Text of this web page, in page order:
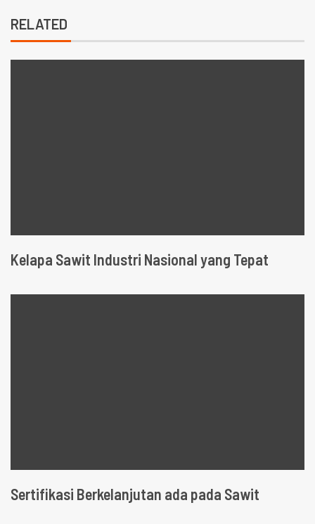
RELATED
Kelapa Sawit Industri Nasional yang Tepat
Sertifikasi Berkelanjutan ada pada Sawit